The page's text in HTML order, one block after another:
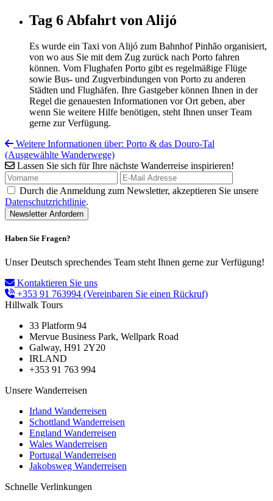
Tag 6 Abfahrt von Alijó
Es wurde ein Taxi von Alijó zum Bahnhof Pinhão organisiert,
von wo aus Sie mit dem Zug zurück nach Porto fahren
können. Vom Flughafen Porto gibt es regelmäßige Flüge
sowie Bus- und Zugverbindungen von Porto zu anderen
Städten und Flughäfen. Ihre Gastgeber können Ihnen in der
Regel die genauesten Informationen vor Ort geben, aber
wenn Sie weitere Hilfe benötigen, steht Ihnen unser Team
gerne zur Verfügung.
Weitere Informationen über: Porto & das Douro-Tal
(Ausgewählte Wanderwege)
Lassen Sie sich für Ihre nächste Wanderreise inspirieren!
Durch die Anmeldung zum Newsletter, akzeptieren Sie unsere
Datenschutzrichtlinie.
Haben Sie Fragen?
Unser Deutsch sprechendes Team steht Ihnen gerne zur Verfügung!
Kontaktieren Sie uns
+353 91 763994 (Vereinbaren Sie einen Rückruf)
Hillwalk Tours
33 Platform 94
Mervue Business Park, Wellpark Road
Galway, H91 2Y20
IRLAND
+353 91 763 994
Unsere Wanderreisen
Irland Wanderreisen
Schottland Wanderreisen
England Wanderreisen
Wales Wanderreisen
Portugal Wanderreisen
Jakobsweg Wanderreisen
Schnelle Verlinkungen